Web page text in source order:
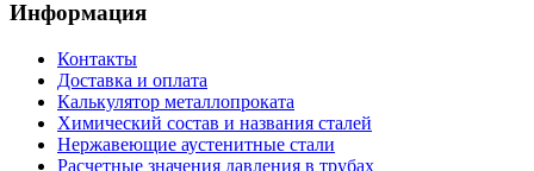
Информация
Контакты
Доставка и оплата
Калькулятор металлопроката
Химический состав и названия сталей
Нержавеющие аустенитные стали
Расчетные значения давления в трубах